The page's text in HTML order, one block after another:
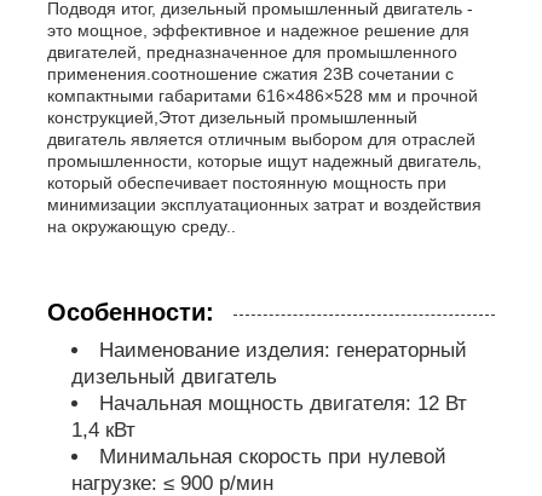
звукоизоляционный набор генератора
домашний генератор пользы
Набор генератора сени
Генератор с низким уровнем шума
Сохранение генератора
Сварочный генератор
двигатель дизеля генератора
Подводя итог, дизельный промышленный двигатель -
это мощное, эффективное и надежное решение для
двигателей, предназначенное для промышленного
применения.соотношение сжатия 23В сочетании с
компактными габаритами 616×486×528 мм и прочной
конструкцией,Этот дизельный промышленный
двигатель является отличным выбором для отраслей
промышленности, которые ищут надежный двигатель,
который обеспечивает постоянную мощность при
минимизации эксплуатационных затрат и воздействия
на окружающую среду..
Особенности:
Наименование изделия: генераторный
дизельный двигатель
Начальная мощность двигателя: 12 Вт
1,4 кВт
Минимальная скорость при нулевой
нагрузке: ≤ 900 р/мин